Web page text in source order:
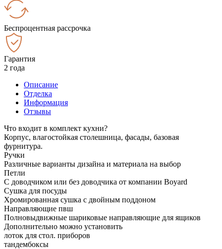
Беспроцентная рассрочка
Гарантия
2 года
Описание
Отделка
Информация
Отзывы
Что входит в комплект кухни?
Корпус, влагостойкая столешница, фасады, базовая
фурнитура.
Ручки
Различные варианты дизайна и материала на выбор
Петли
С доводчиком или без доводчика от компании Boyard
Сушка для посуды
Хромированная сушка с двойным поддоном
Направляющие пвш
Полновыдвижные шариковые направляющие для ящиков
Дополнительно можно установить
лоток для стол. приборов
тандембоксы